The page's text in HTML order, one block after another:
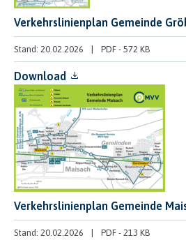
Verkehrslinienplan Gemeinde
Stand: 20.02.2026 PDF - 572 KB
Download
Verkehrslinienplan Gemeinde
Stand: 20.02.2026 PDF - 213 KB